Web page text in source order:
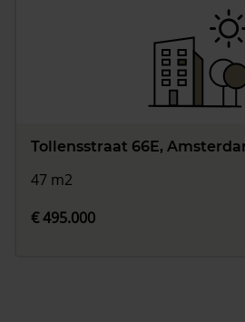
Tollensstraat 66E,
47 m2
€ 495.000